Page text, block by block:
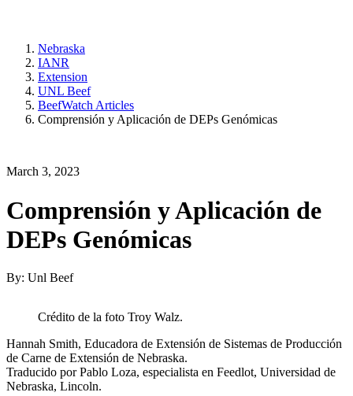
Nebraska
IANR
Extension
UNL Beef
BeefWatch Articles
Comprensión y Aplicación de DEPs Genómicas
March 3, 2023
Comprensión y Aplicación de
DEPs Genómicas
By: Unl Beef
Crédito de la foto Troy Walz.
Hannah Smith, Educadora de Extensión de Sistemas de Producción
de Carne de Extensión de Nebraska.
Traducido por Pablo Loza, especialista en Feedlot, Universidad de
Nebraska, Lincoln.